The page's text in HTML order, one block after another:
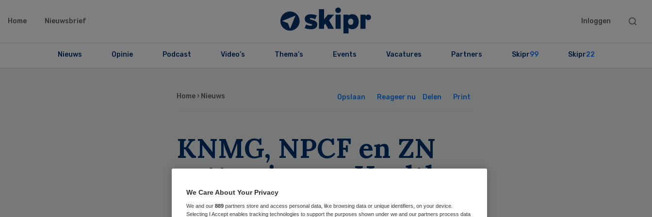
Home Nieuwsbrief Inloggen
Search
Nieuws Opinie Podcast Video’s Thema’s Events Vacatures Partners Skipr99 Skipr22
Home › Nieuws Opslaan Reageer nu Delen Print
KNMG, NPCF en ZN
zetten in op eHealth
We Care About Your Privacy
We and our 889 partners store and access personal data, like browsing data or unique identifiers, on your device.
Selecting I Accept enables tracking technologies to support the purposes shown under we and our partners process data